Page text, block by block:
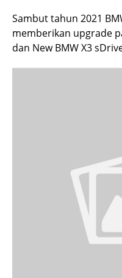
Sambut tahun 2021
memberikan upgrade
dan New BMW X3